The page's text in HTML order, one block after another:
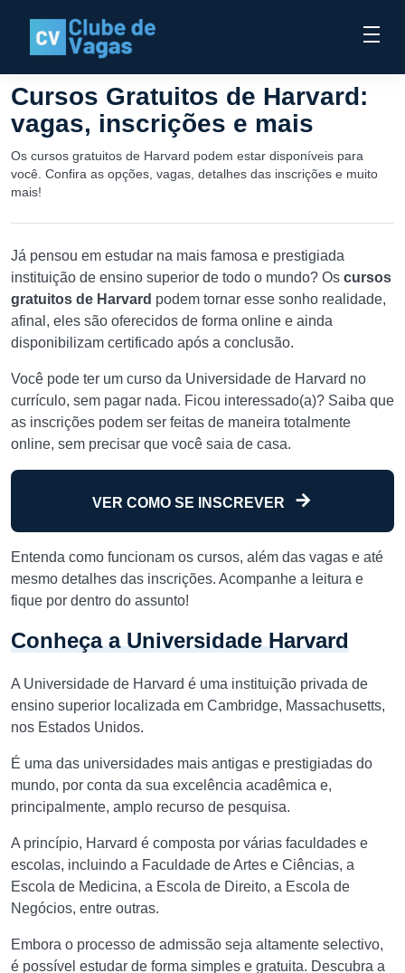
Cursos Gratuitos de Harvard:
vagas, inscrições e mais
Os cursos gratuitos de Harvard podem estar disponíveis para
você. Confira as opções, vagas, detalhes das inscrições e muito
mais!
Já pensou em estudar na mais famosa e prestigiada
instituição de ensino superior de todo o mundo? Os cursos
gratuitos de Harvard podem tornar esse sonho realidade,
afinal, eles são oferecidos de forma online e ainda
disponibilizam certificado após a conclusão.
Você pode ter um curso da Universidade de Harvard no
currículo, sem pagar nada. Ficou interessado(a)? Saiba que
as inscrições podem ser feitas de maneira totalmente
online, sem precisar que você saia de casa.
VER COMO SE INSCREVER
Entenda como funcionam os cursos, além das vagas e até
mesmo detalhes das inscrições. Acompanhe a leitura e
fique por dentro do assunto!
Conheça a Universidade Harvard
A Universidade de Harvard é uma instituição privada de
ensino superior localizada em Cambridge, Massachusetts,
nos Estados Unidos.
É uma das universidades mais antigas e prestigiadas do
mundo, por conta da sua excelência acadêmica e,
principalmente, amplo recurso de pesquisa.
A princípio, Harvard é composta por várias faculdades e
escolas, incluindo a Faculdade de Artes e Ciências, a
Escola de Medicina, a Escola de Direito, a Escola de
Negócios, entre outras.
Embora o processo de admissão seja altamente selectivo,
é possível estudar de forma simples e gratuita. Descubra a